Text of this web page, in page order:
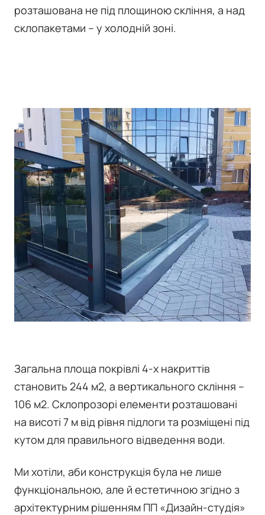
розташована не під площиною скління, а над
склопакетами – у холодній зоні.
Загальна площа покрівлі 4-х накриттів
становить 244 м2, а вертикального скління –
106 м2. Склопрозорі елементи розташовані
на висоті 7 м від рівня підлоги та розміщені під
кутом для правильного відведення води.
Ми хотіли, аби конструкція була не лише
функціональною, але й естетичною згідно з
архітектурним рішенням ПП «Дизайн-студія»